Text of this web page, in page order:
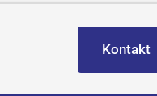
Kontakt